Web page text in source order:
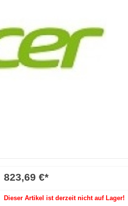
823,69 €*
Dieser Artikel ist derzeit nicht auf Lager!